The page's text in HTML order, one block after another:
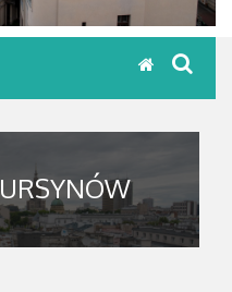
URSYNÓW